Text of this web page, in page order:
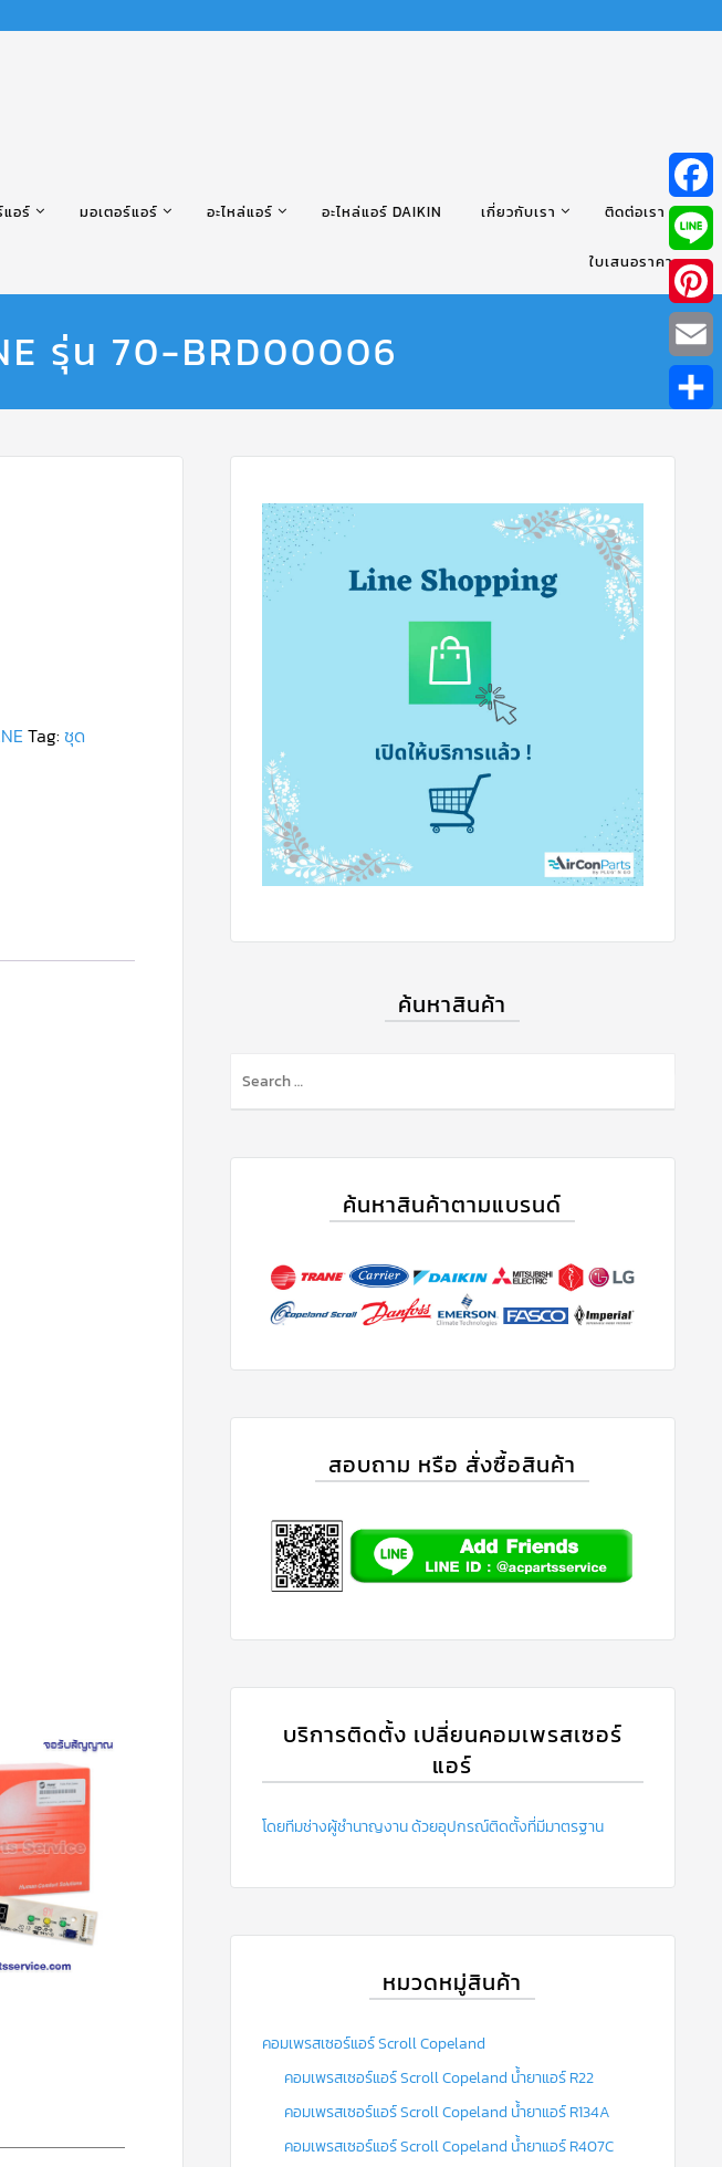
อร์ มอเตอร์แอร์ อะไหล่แอร์ อะไหล่แอร์ DAIKIN เกี่ยวกับเรา ติดต่อเรา
ใบเสนอราคา
รุ่น 70-BRD00006
Tag: ชุด
ค้นหาสินค้า
ค้นหาสินค้าตามแบรนด์
สอบถาม หรือ สั่งซื้อสินค้า
บริการติดตั้ง เปลี่ยนคอมเพรสเซอร์
แอร์
โดยทีมช่างผู้ชำนาญงาน ด้วยอุปกรณ์ติดตั้งที่มีมาตรฐาน
หมวดหมู่สินค้า
คอมเพรสเซอร์แอร์ Scroll Copeland
คอมเพรสเซอร์แอร์ Scroll Copeland น้ำยาแอร์ R22
คอมเพรสเซอร์แอร์ Scroll Copeland น้ำยาแอร์ R134A
คอมเพรสเซอร์แอร์ Scroll Copeland น้ำยาแอร์ R407C
Line
Email